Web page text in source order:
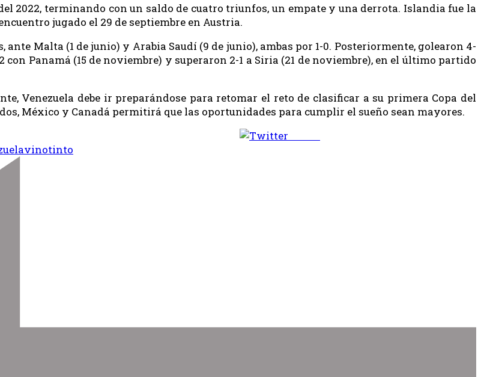
2022, terminando con un saldo de cuatro triunfos, un empate y una derrota. Islandia fue la
jugado el 29 de septiembre en Austria.
Malta (1 de junio) y Arabia Saudí (9 de junio), ambas por 1-0. Posteriormente, golearon 4-
Panamá (15 de noviembre) y superaron 2-1 a Siria (21 de noviembre), en el último partido
Venezuela debe ir preparándose para retomar el reto de clasificar a su primera Copa del
México y Canadá permitirá que las oportunidades para cumplir el sueño sean mayores.
vinotinto